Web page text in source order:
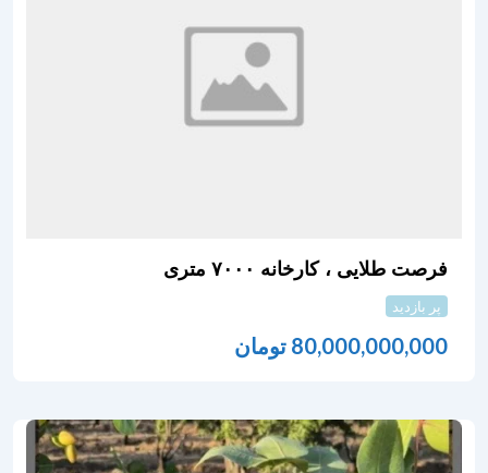
فرصت طلایی ، کارخانه ۷۰۰۰ متری
پر بازدید
80,000,000,000 تومان